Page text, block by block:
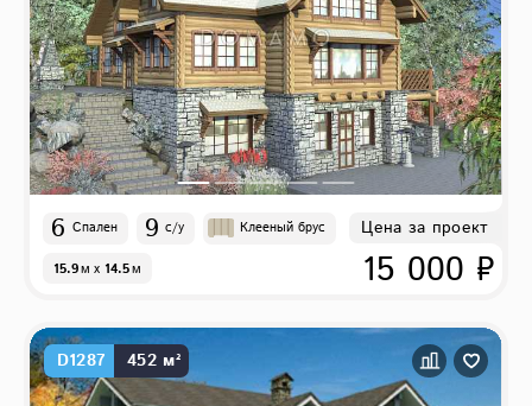
6 Спален 9 с/у Клееный брус
15.9м x 14.5м
Цена за проект
15 000 ₽
D1287 452 м²